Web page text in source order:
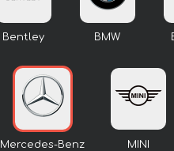
Bentley BMW
Mercedes-Benz MINI